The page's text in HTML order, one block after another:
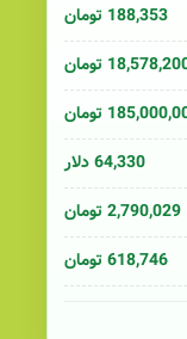
188,353 تومان
تومان
تومان
64,330 دلار
2,790,029 تومان
618,746 تومان